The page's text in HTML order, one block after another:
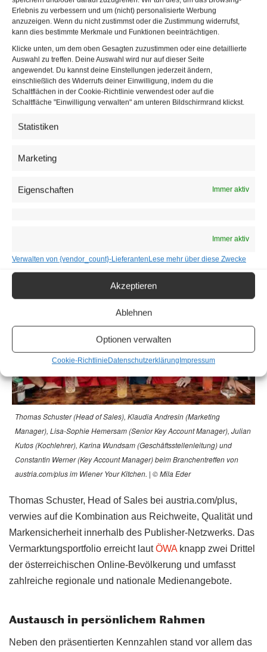
Erlebnis zu verbessern und um (nicht) personalisierte Werbung
anzuzeigen. Wenn du nicht zustimmst oder die Zustimmung widerrufst,
kann dies bestimmte Merkmale und Funktionen beeinträchtigen.
Klicke unten, um dem oben Gesagten zuzustimmen oder eine detaillierte
Auswahl zu treffen. Deine Auswahl wird nur auf dieser Seite
angewendet. Du kannst deine Einstellungen jederzeit ändern,
einschließlich des Widerrufs deiner Einwilligung, indem du die
Schaltflächen in der Cookie-Richtlinie verwendest oder auf die
Schaltfläche "Einwilligung verwalten" am unteren Bildschirmrand klickst.
Statistiken
Marketing
Eigenschaften Immer aktiv
Immer aktiv
Verwalten von {vendor_count}-LieferantenLese mehr über diese Zwecke
Akzeptieren
Ablehnen
Optionen verwalten
Cookie-RichtlinieDatenschutzerklärungImpressum
digitalen Werbemarkt auf die richtige Mischung an:
Thomas Schuster (Head of Sales), Klaudia Andresin (Marketing
Manager), Lisa-Sophie Hemersam (Senior Key Account Manager), Julian
Kutos (Kochlehrer), Karina Wundsam (Geschäftsstellenleitung) und
Constantin Werner (Key Account Manager) beim Branchentreffen von
austria.com/plus im Wiener Your Kitchen. | © Mila Eder
Thomas Schuster, Head of Sales bei austria.com/plus,
verwies auf die Kombination aus Reichweite, Qualität und
Markensicherheit innerhalb des Publisher-Netzwerks. Das
Vermarktungsportfolio erreicht lautÖWAknapp zwei Drittel
der österreichischen Online-Bevölkerung und umfasst
zahlreiche regionale und nationale Medienangebote.
Austausch in persönlichem Rahmen
Neben den präsentierten Kennzahlen stand vor allem das